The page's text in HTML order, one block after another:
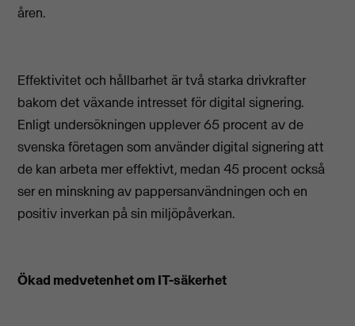
åren.
Effektivitet och hållbarhet är två starka drivkrafter
bakom det växande intresset för digital signering.
Enligt undersökningen upplever 65 procent av de
svenska företagen som använder digital signering att
de kan arbeta mer effektivt, medan 45 procent också
ser en minskning av pappersanvändningen och en
positiv inverkan på sin miljöpåverkan.
Ökad medvetenhet om IT-säkerhet